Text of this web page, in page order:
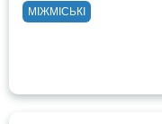
МІЖМІСЬКІ